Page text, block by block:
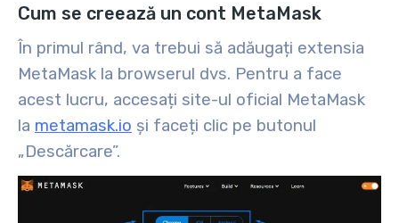
Cum se creează un cont MetaMask
În primul rând, va trebui să adăugați extensia
MetaMask la browserul dvs. Pentru a face
acest lucru, accesați site-ul oficial MetaMask
la metamask.io și faceți clic pe butonul
„Descărcare”.